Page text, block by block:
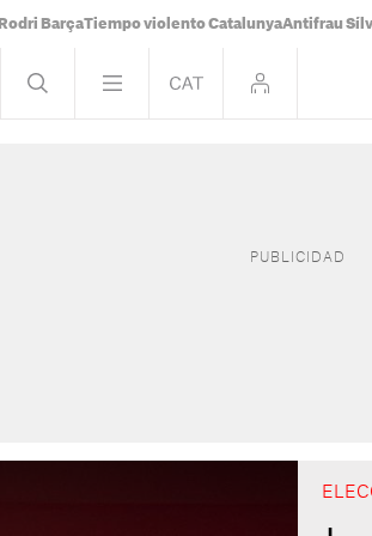
Rodri BarçaTiempo violento CatalunyaAntifrau